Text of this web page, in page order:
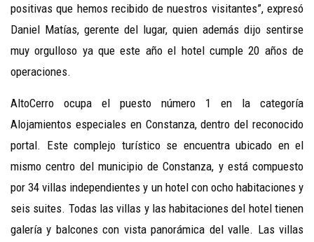
positivas que hemos recibido de nuestros visitantes”, expresó
Daniel Matías, gerente del lugar, quien además dijo sentirse
muy orgulloso ya que este año el hotel cumple 20 años de
operaciones.
AltoCerro ocupa el puesto número 1 en la categoría
Alojamientos especiales en Constanza, dentro del reconocido
portal. Este complejo turístico se encuentra ubicado en el
mismo centro del municipio de Constanza, y está compuesto
por 34 villas independientes y un hotel con ocho habitaciones y
seis suites. Todas las villas y las habitaciones del hotel tienen
galería y balcones con vista panorámica del valle. Las villas